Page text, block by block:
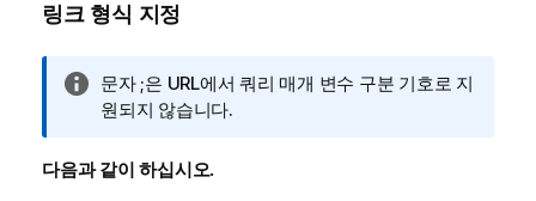
링크 형식 지정
정
보
모
문자 ;은 URL에서 쿼리 매개 변수 구분 기호로 지
원되지 않습니다.
다음과 같이 하십시오.